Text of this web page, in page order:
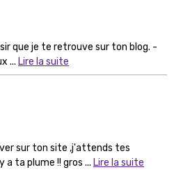
que je te retrouve sur ton blog. -
... Lire la suite
sur ton site ,j'attends tes
a ta plume !! gros ... Lire la suite